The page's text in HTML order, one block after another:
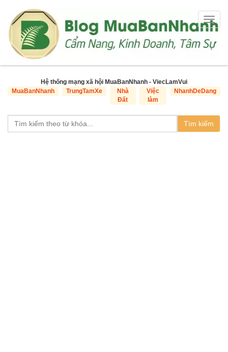
Hệ thống mạng xã hội MuaBanNhanh - ViecLamVui
MuaBanNhanh
TrungTamXe
Nhà
Đất
Việc
làm
NhanhDeDang
Tìm kiếm